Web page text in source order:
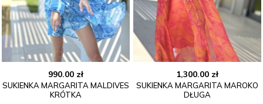
990.00 zł
SUKIENKA MARGARITA MALDIVES
KRÓTKA
1,300.00 zł
SUKIENKA MARGARITA MAROKO
DŁUGA